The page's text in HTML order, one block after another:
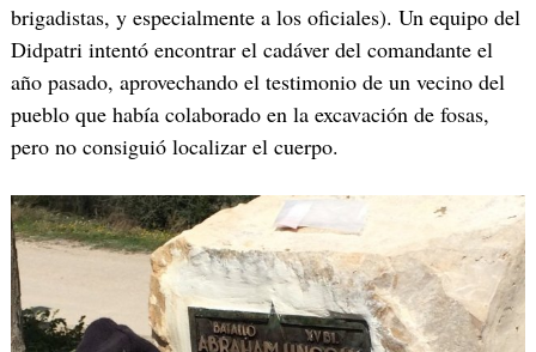
brigadistas, y especialmente a los oficiales). Un equipo del
Didpatri intentó encontrar el cadáver del comandante el
año pasado, aprovechando el testimonio de un vecino del
pueblo que había colaborado en la excavación de fosas,
pero no consiguió localizar el cuerpo.